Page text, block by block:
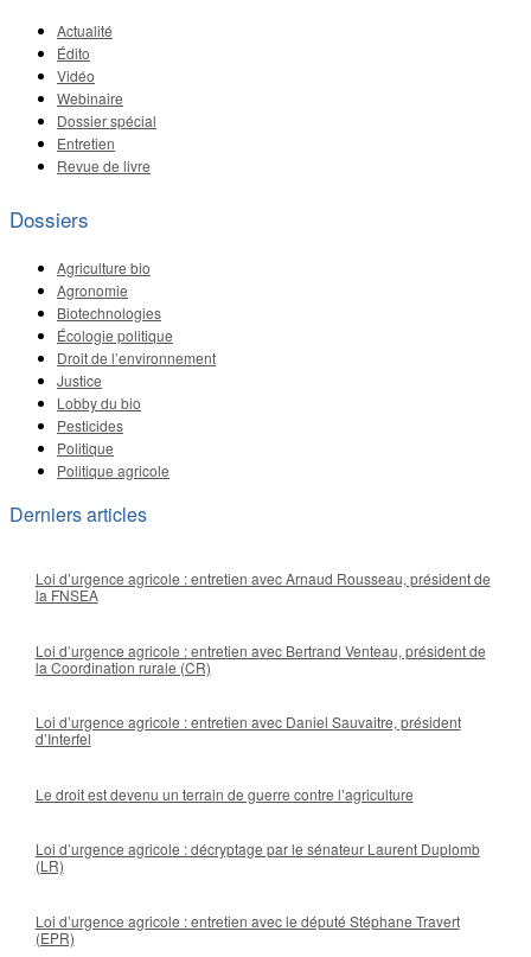
Actualité
Édito
Vidéo
Webinaire
Dossier spécial
Entretien
Revue de livre
Dossiers
Agriculture bio
Agronomie
Biotechnologies
Écologie politique
Droit de l’environnement
Justice
Lobby du bio
Pesticides
Politique
Politique agricole
Derniers articles
Loi d’urgence agricole : entretien avec Arnaud Rousseau, président de
la FNSEA
Loi d’urgence agricole : entretien avec Bertrand Venteau, président de
la Coordination rurale (CR)
Loi d’urgence agricole : entretien avec Daniel Sauvaitre, président
d’Interfel
Le droit est devenu un terrain de guerre contre l’agriculture
Loi d’urgence agricole : décryptage par le sénateur Laurent Duplomb
(LR)
Loi d’urgence agricole : entretien avec le député Stéphane Travert
(EPR)